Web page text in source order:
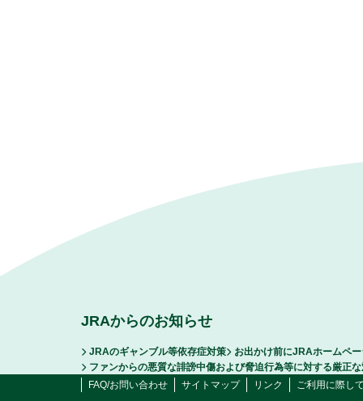
JRAからのお知らせ
JRAのギャンブル等依存症対策
お出かけ前にJRAホームペ
ファンからの悪質な誹謗中傷および脅迫行為等に対する厳正
FAQ/お問い合わせ
サイトマップ リンク ご利用に際し